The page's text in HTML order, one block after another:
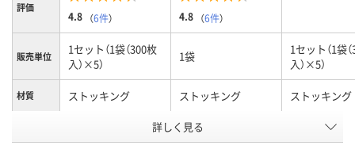
評価
4.8 （6件） 4.8 （6件）
販売単位
1セット（1袋（300枚
入）×5）
1袋
1セット（1袋
入）×5）
材質 ストッキング ストッキング ストッキング
排水口・三角コーナ
ー兼用
排水口・三角コーナ
ー兼用
詳しく見る